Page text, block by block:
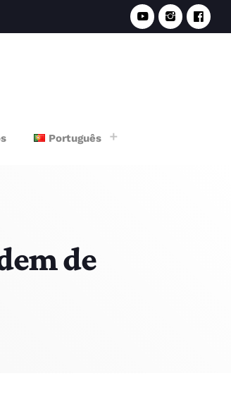
Português
de